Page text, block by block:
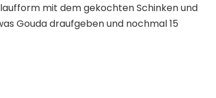
mit dem gekochten Schinken und
Gouda draufgeben und nochmal 15